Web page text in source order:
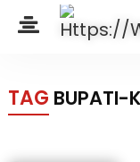
TAG BUPATI-